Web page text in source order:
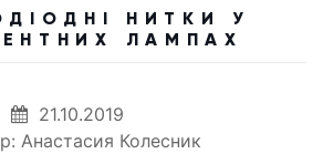
НИТКИ У
ЛАМПАХ
21.10.2019
Анастасия Колесник